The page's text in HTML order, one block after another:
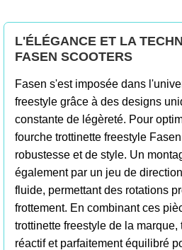
L'ÉLÉGANCE ET LA
FASEN SCOOTERS
Fasen s'est imposée dans
freestyle grâce à des designs
constante de légèreté. Pour
fourche trottinette freestyle
robustesse et de style. Un
également par un jeu de
fluide, permettant des rotations
frottement. En combinant ces
trottinette freestyle de la
réactif et parfaitement équilibré